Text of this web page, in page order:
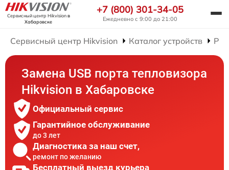
Сервисный центр Hikvisionв
Хабаровске
+7 (800) 301-34-05
Ежедневно с 9:00 до 21:00
Сервисный центр Hikvision Каталог устройств
Замена USB порта тепловизора
Hikvision в Хабаровске
Официальный сервис
Гарантийное обслуживание
до 3 лет
Диагностика за наш счет,
ремонт по желанию
Бесплатный выезд курьера